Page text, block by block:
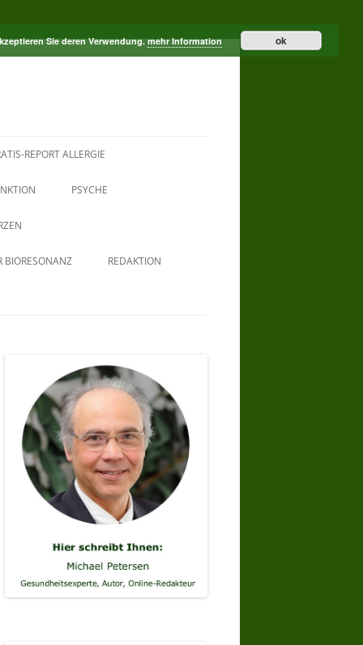
REPORT ALLERGIE
PSYCHE
BIORESONANZ REDAKTION
Sie deren Verwendung.mehr Information ok